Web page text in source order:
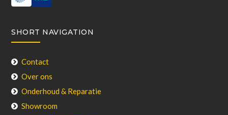
SHORT NAVIGATION
Contact
Over ons
Onderhoud & Reparatie
Showroom